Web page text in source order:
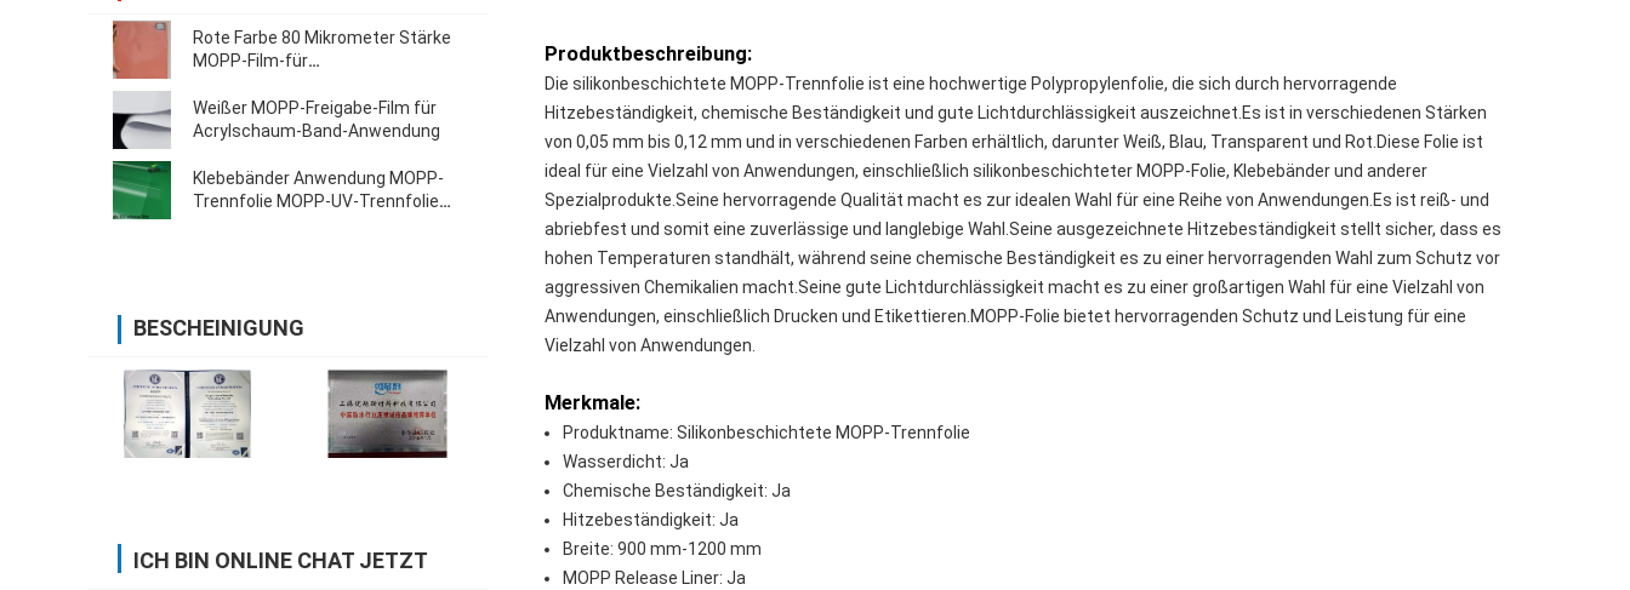
Rote Farbe 80 Mikrometer Stärke
MOPP-Film-für
Weißer MOPP-Freigabe-Film für
Acrylschaum-Band-Anwendung
Klebebänder Anwendung MOPP-
Trennfolie MOPP-UV-Trennfolie
BESCHEINIGUNG
ICH BIN ONLINE CHAT JETZT
Produktbeschreibung:
Die silikonbeschichtete MOPP-Trennfolie ist eine hochwertige Polypropylenfolie, die sich durch hervorragende
Hitzebeständigkeit, chemische Beständigkeit und gute Lichtdurchlässigkeit auszeichnet.Es ist in verschiedenen Stärken
von 0,05 mm bis 0,12 mm und in verschiedenen Farben erhältlich, darunter Weiß, Blau, Transparent und Rot.Diese Folie ist
ideal für eine Vielzahl von Anwendungen, einschließlich silikonbeschichteter MOPP-Folie, Klebebänder und anderer
Spezialprodukte.Seine hervorragende Qualität macht es zur idealen Wahl für eine Reihe von Anwendungen.Es ist reiß- und
abriebfest und somit eine zuverlässige und langlebige Wahl.Seine ausgezeichnete Hitzebeständigkeit stellt sicher, dass es
hohen Temperaturen standhält, während seine chemische Beständigkeit es zu einer hervorragenden Wahl zum Schutz vor
aggressiven Chemikalien macht.Seine gute Lichtdurchlässigkeit macht es zu einer großartigen Wahl für eine Vielzahl von
Anwendungen, einschließlich Drucken und Etikettieren.MOPP-Folie bietet hervorragenden Schutz und Leistung für eine
Vielzahl von Anwendungen.
Merkmale:
Produktname: Silikonbeschichtete MOPP-Trennfolie
Wasserdicht: Ja
Chemische Beständigkeit: Ja
Hitzebeständigkeit: Ja
Breite: 900 mm-1200 mm
MOPP Release Liner: Ja